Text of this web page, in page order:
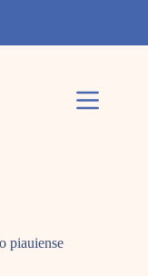
piauiense